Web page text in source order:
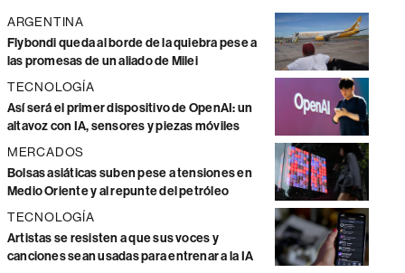
ARGENTINA
Flybondi queda al borde de la quiebra pese a
las promesas de un aliado de Milei
TECNOLOGÍA
Así será el primer dispositivo de OpenAI: un
altavoz con IA, sensores y piezas móviles
MERCADOS
Bolsas asiáticas suben pese a tensiones en
Medio Oriente y al repunte del petróleo
TECNOLOGÍA
Artistas se resisten a que sus voces y
canciones sean usadas para entrenar a la IA